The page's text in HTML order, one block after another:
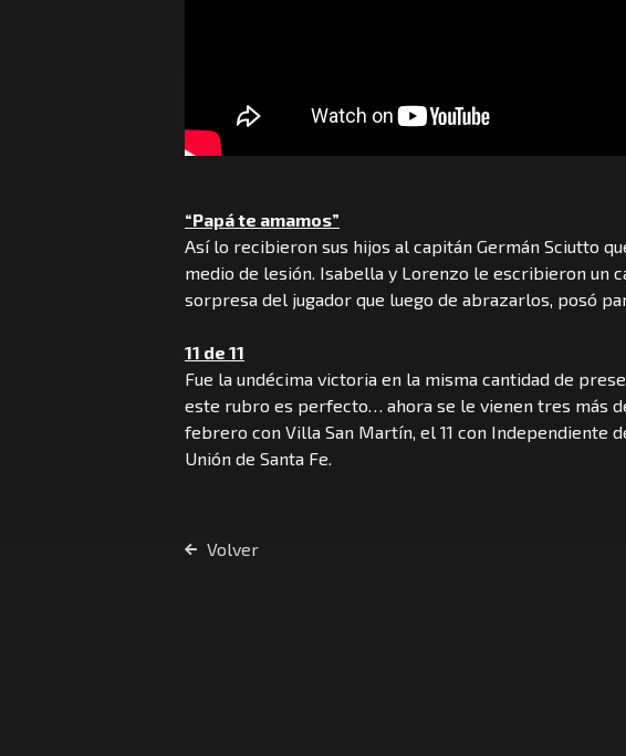
“Papá te amamos”
Así lo recibieron sus hijos al capitán Germán Sciutto
medio de lesión. Isabella y Lorenzo le escribieron un
sorpresa del jugador que luego de abrazarlos, posó
11 de 11
Fue la undécima victoria en la misma cantidad de
este rubro es perfecto… ahora se le vienen tres más
febrero con Villa San Martín, el 11 con Independiente
Unión de Santa Fe.
Volver